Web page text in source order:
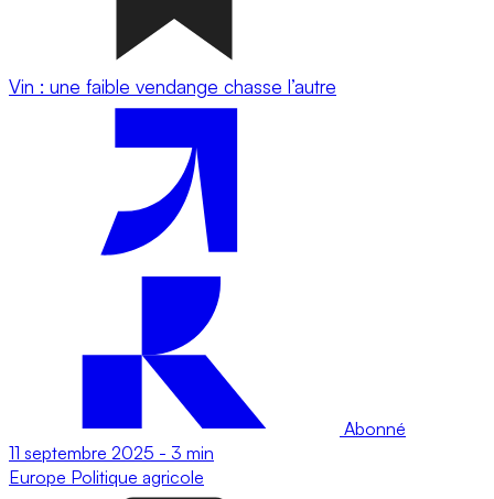
Vin : une faible vendange chasse l’autre
Abonné
11 septembre 2025 - 3 min
Europe Politique agricole